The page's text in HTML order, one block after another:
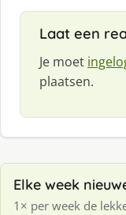
Laat een
Je moet
plaatsen.
Elke week
1× per week de